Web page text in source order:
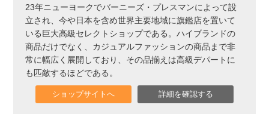
23年ニューヨークでバーニーズ・プレスマンによって設
立され、今や日本を含め世界主要地域に旗鑑店を置いて
いる巨大高級セレクトショップである。ハイブランドの
商品だけでなく、カジュアルファッションの商品まで非
常に幅広く展開しており、その品揃えは高級デパートに
も匹敵するほどである。
ショップサイトへ 詳細を確認する